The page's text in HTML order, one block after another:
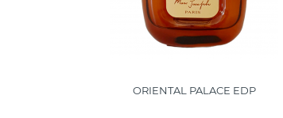
ORIENTAL PALACE EDP